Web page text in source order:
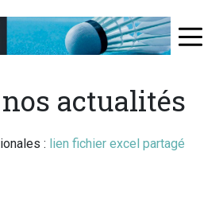
≡
actualités
: lien fichier excel partagé